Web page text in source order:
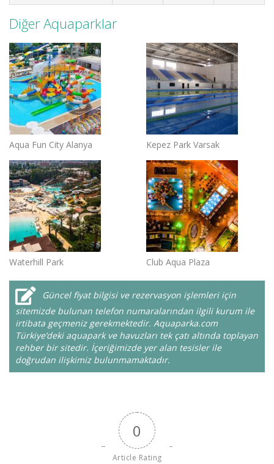
Diğer Aquaparklar
Aqua Fun City Alanya Kepez Park Varsak
Waterhill Park Club Aqua Plaza
Güncel fiyat bilgisi ve rezervasyon işlemleri için
sitemizde bulunan telefon numaralarından ilgili kurum ile
irtibata geçmeniz gerekmektedir. Aquaparka.com
Türkiye’deki aquapark ve havuzları tek çatı altında toplayan
rehber bir sitedir. İçeriğimizde yer alan tesisler ile
doğrudan ilişkimiz bulunmamaktadır.
0
Article Rating